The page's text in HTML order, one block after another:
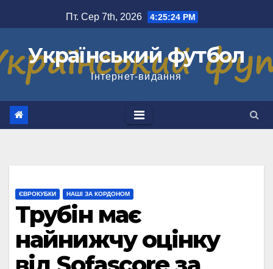
до
Пт. Сер 7th, 2026 4:25:24 PM
Український футбол
Інтернет-видання
ЄВРОКУБКИ НАШІ ЗА КОРДОНОМ
Трубін має
найнижчу оцінку